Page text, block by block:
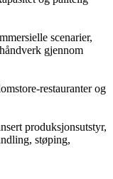
scenarier,
gjennom
restauranter og
produksjonsutstyr,
støping,